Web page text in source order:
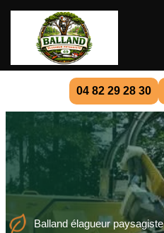
04 82 29 28 30
Balland élagueur paysagiste